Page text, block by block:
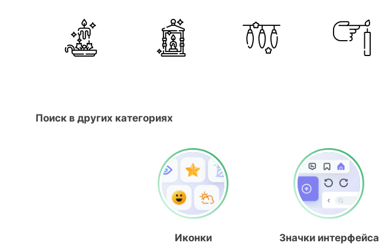
Поиск в других категориях
Иконки Значки интерфейса